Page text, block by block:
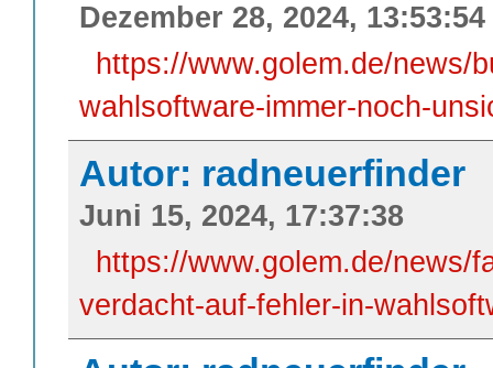
Dezember 28, 2024, 13:53:54
https://www.golem.de/news/
wahlsoftware-immer-noch-
Autor: radneuerfinder
Juni 15, 2024, 17:37:38
https://www.golem.de/news/
verdacht-auf-fehler-in-